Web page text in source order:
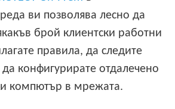
ви позволява лесно да
брой клиентски работни
правила, да следите
конфигурирате отдалечено
компютър в мрежата.